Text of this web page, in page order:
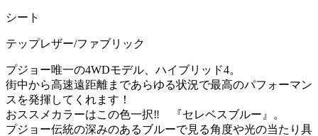
シート
テップレザー/ファブリック
プジョー唯一の4WDモデル、ハイブリッド4。
街中から高速遠距離まであらゆる状況で最高のパフォーマン
スを発揮してくれます！
おススメカラーはこの色一択‼ 『セレベスブルー』。
プジョー伝統の深みのあるブルーで見る角度や光の当たり具